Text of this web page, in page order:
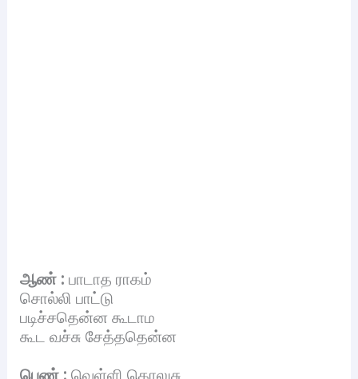
ஆண் : பாடாத ராகம்
சொல்லி பாட்டு
படிச்சதென்ன கூடாம
கூட வச்சு சேத்ததென்ன
பெண் : வெள்ளி கொலுசு